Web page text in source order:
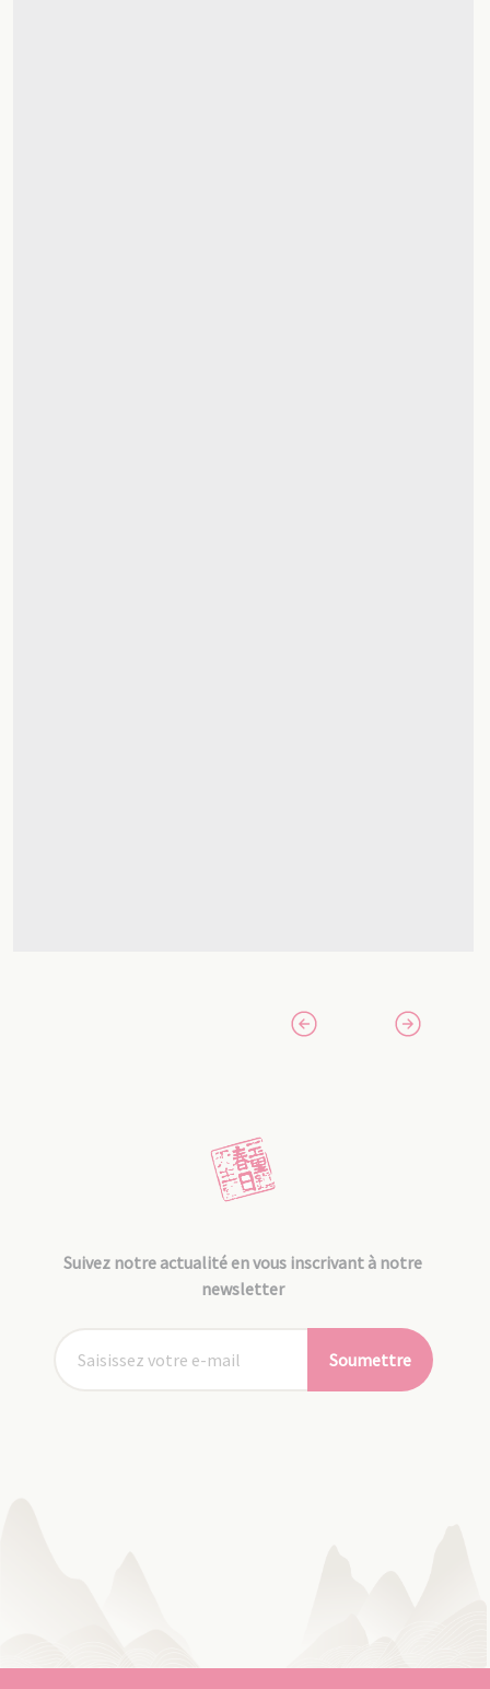
Suivez notre actualité en vous inscrivant à notre
newsletter
Soumettre